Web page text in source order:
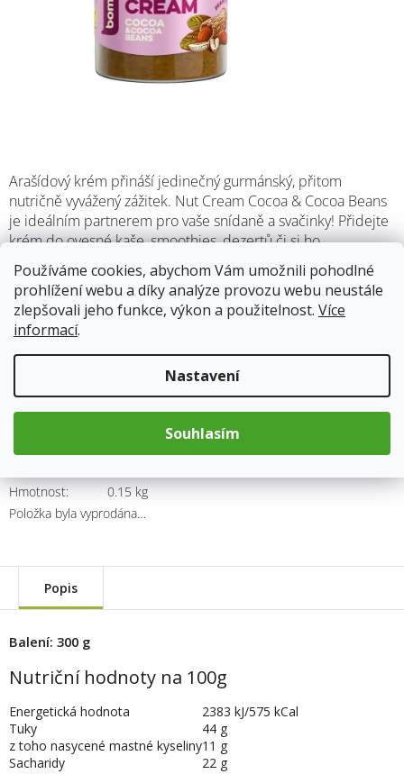
Používáme cookies, abychom Vám umožnili pohodlné
prohlížení webu a díky analýze provozu webu neustále
zlepšovali jeho funkce, výkon a použitelnost. Více
informací.
Nastavení
Souhlasím
Již brzy skladem
Arašídový krém přináší jedinečný gurmánský, přitom
nutričně vyvážený zážitek. Nut Cream Cocoa & Cocoa Beans
je ideálním partnerem pro vaše snídaně a svačinky! Přidejte
krém do ovesné kaše, smoothies, dezertů či si ho
vychutnejte jen tak na lžičce. Neobsahuje žádný přidaný
cukr, mléko ani palmový tuk.
Kód produktu:
Hmotnost:
0.15 kg
Položka byla vyprodána…
105 Kč
Popis
Balení: 300 g
Nutriční hodnoty na 100g
Energetická hodnota 2383 kJ/575 kCal
Tuky
44 g
z toho nasycené mastné kyseliny11 g
Sacharidy
22 g